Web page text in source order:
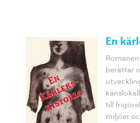
En
Romanen
berättar
till
miljöer